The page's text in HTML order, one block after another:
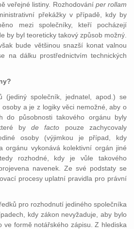
veřejné listiny. Rozhodování per rollam
překážky v případě, kdy by
mezi společníky, kteří pocházejí
by byl teoreticky takový způsob možný.
bude většinou snazší konat valnou
na dálku prostřednictvím technických
(jediný společník, jednatel, apod.) se
a je z logiky věci nemožné, aby o
do působnosti takového orgánu byly
které byde facto pouze zachycovaly
osoby (výjimkou je případ, kdy
orgánu vykonává kolektivní orgán jiné
rozhodné, kdy je vůle takového
navenek. Ze své podstaty se
procesy uplatní pravidla pro právní
pro rozhodnutí jediného společníka
kdy zákon nevyžaduje, aby bylo
ve formě notářského zápisu. Z hlediska